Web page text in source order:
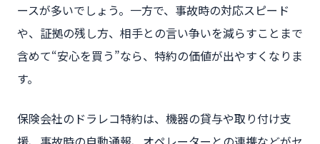
ースが多いでしょう。一方で、事故時の対応スピード
や、証拠の残し方、相手との言い争いを減らすことまで
含めて“安心を買う”なら、特約の価値が出やすくなりま
す。
保険会社のドラレコ特約は、機器の貸与や取り付け支